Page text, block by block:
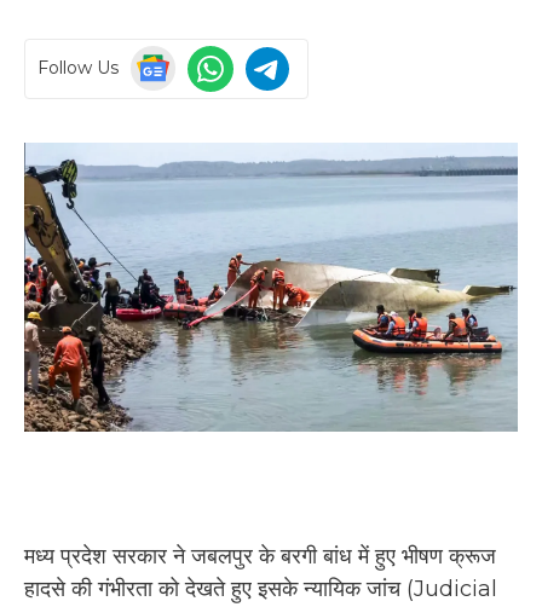
Follow Us
मध्य प्रदेश सरकार ने जबलपुर के बरगी बांध में हुए भीषण क्रूज
हादसे की गंभीरता को देखते हुए इसके न्यायिक जांच (Judicial